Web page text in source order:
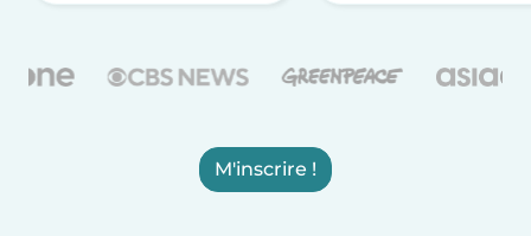
M'inscrire !